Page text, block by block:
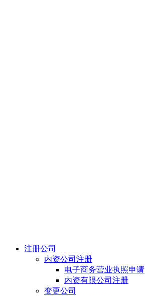
注册公司
内资公司注册
电子商务营业执照申请
内资有限公司注册
变更公司